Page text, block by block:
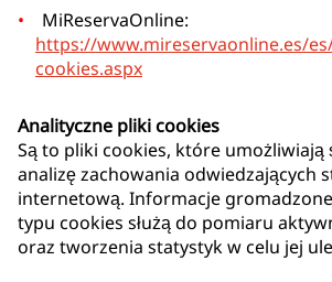
MiReservaOnline:
https://www.mireservaonline.es/
cookies.aspx
Analityczne pliki cookies
Są to pliki cookies, które umożliwiają
analizę zachowania odwiedzających
internetową. Informacje
typu cookies służą do pomiaru
oraz tworzenia statystyk w celu jej